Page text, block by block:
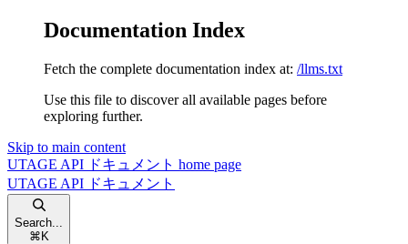
Documentation Index
Fetch the complete documentation index at: /llms.txt
Use this file to discover all available pages before
exploring further.
Skip to main content
UTAGE API ドキュメント home page
UTAGE API ドキュメント
Search...
⌘ K